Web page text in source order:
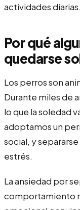
actividades diarias.
Por qué
quedarse
Los perros son
Durante miles de
lo que la soledad
adoptamos un
social, y
estrés.
La ansiedad por
comportamiento